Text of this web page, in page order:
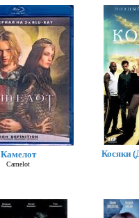
Камелот
Camelot
Косяки